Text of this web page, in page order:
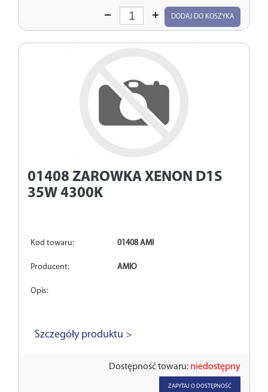
Wprowadź
DODAJ DO KOSZYKA
01408 ZAROWKA XENON D1S
35W 4300K
Kod towaru: 01408 AMI
Producent: AMIO
Opis:
Szczegóły produktu >
Dostępność towaru: niedostępny
ZAPYTAJ O DOSTĘPNOŚĆ